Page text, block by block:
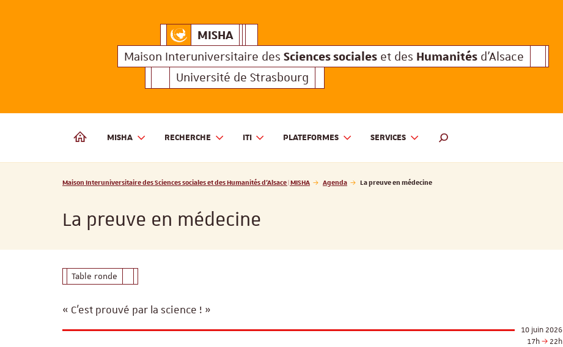
MISHAMaison Interuniversitaire des
Maison Interuniversitaire des Sciences sociales et des Humanités d'Alsace
Université de Strasbourg
MAISON INTERUNIVERSITAIRE DES SCIENCES SOCIALES ET DES HUMANITÉS D'ALSACE | MISHA
MISHA RECHERCHE ITI PLATEFORMES SERVICES
MOTEUR DE RECHERCHE
Maison Interuniversitaire des
Vous êtes ici :
Maison Interuniversitaire des Sciences sociales et des Humanités d'Alsace | MISHA Agenda La preuve en médecine
La preuve en médecine
Table ronde
« C’est prouvé par la science ! »
10 juin 2026
17h
22h